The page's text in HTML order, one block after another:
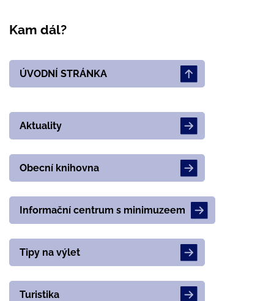
Kam dál?
ÚVODNÍ STRÁNKA
Aktuality
Obecní knihovna
Informační centrum s minimuzeem
Tipy na výlet
Turistika